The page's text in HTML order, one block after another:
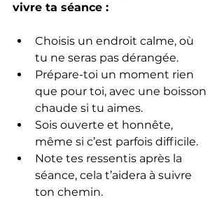
vivre ta séance :
Choisis un endroit calme, où
tu ne seras pas dérangée.
Prépare-toi un moment rien
que pour toi, avec une boisson
chaude si tu aimes.
Sois ouverte et honnête,
même si c’est parfois difficile.
Note tes ressentis après la
séance, cela t’aidera à suivre
ton chemin.